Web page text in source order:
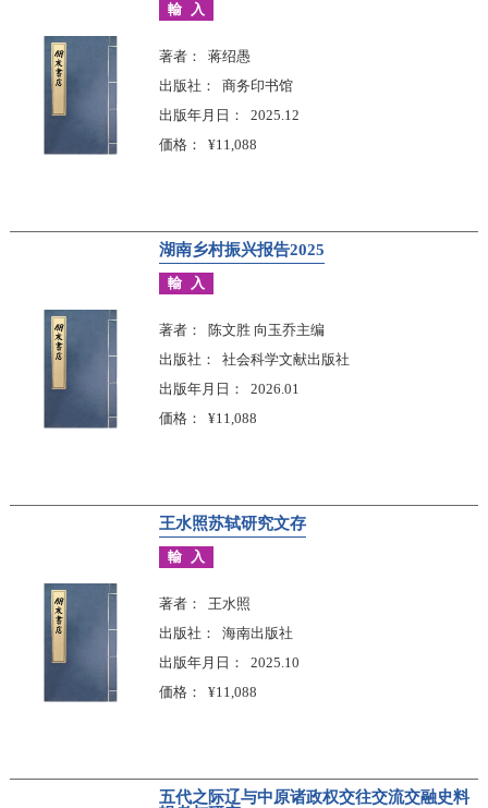
輸入
著者
蒋绍愚
出版社
商务印书馆
出版年月日
2025.12
価格
¥11,088
湖南乡村振兴报告2025
輸入
著者
陈文胜 向玉乔主编
出版社
社会科学文献出版社
出版年月日
2026.01
価格
¥11,088
王水照苏轼研究文存
輸入
著者
王水照
出版社
海南出版社
出版年月日
2025.10
価格
¥11,088
五代之际辽与中原诸政权交往交流交融史料